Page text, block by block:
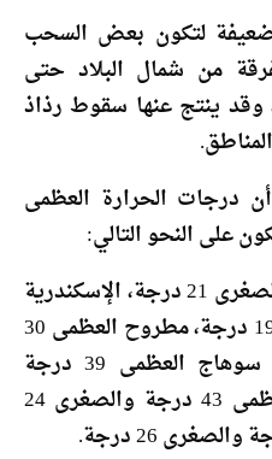
لتكون بعض السحب
من شمال البلاد حتى
وقد ينتج عنها سقوط رذاذ
درجات الحرارة العظمى
على النحو التالي:
القاهرة العظمى 34 درجة والصغرى 21 درجة، الإسكندرية
العظمى 30 درجة والصغرى 19 درجة، مطروح العظمى 30
درجة والصغرى 21 درجة، سوهاج العظمى 39 درجة
والصغرى 23 درجة، قنا العظمى 43 درجة والصغرى 24